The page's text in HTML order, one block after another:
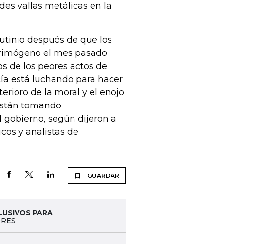
vallas metálicas en la
después de que los
el mes pasado
de los peores actos de
está luchando para hacer
de la moral y el enojo
tomando
según dijeron a
y analistas de
GUARDAR
PARA